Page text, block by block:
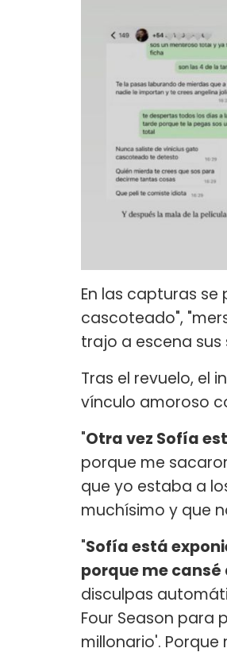
En las capturas
cascoteado",
trajo a escena
Tras el revuelo, el
vínculo amoroso
"Otra vez Sofía
porque me
que yo estaba a
muchísimo y que
"Sofía está
porque me
disculpas
Four Season para
millonario'. Porque